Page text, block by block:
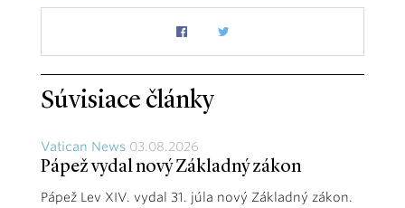
Súvisiace články
Vatican News 03.08.2026
Pápež vydal nový Základný zákon
Pápež Lev XIV. vydal 31. júla nový Základný zákon.